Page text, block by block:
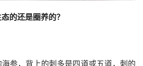
的还是圈养的？
参，背上的刺多是四道或五道，刺的